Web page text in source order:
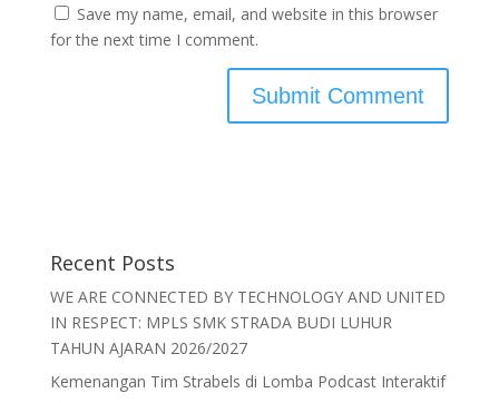
Save my name, email, and website in this browser
for the next time I comment.
Recent Posts
WE ARE CONNECTED BY TECHNOLOGY AND UNITED
IN RESPECT: MPLS SMK STRADA BUDI LUHUR
TAHUN AJARAN 2026/2027
Kemenangan Tim Strabels di Lomba Podcast Interaktif